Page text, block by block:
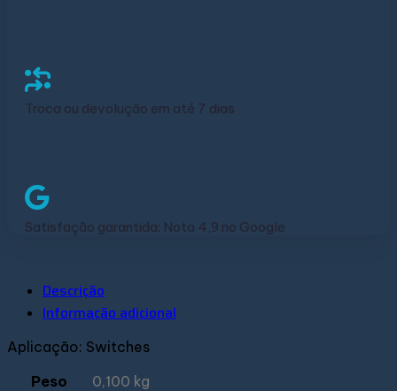
Troca ou devolução em até 7 dias
Satisfação garantida: Nota 4,9 no Google
Descrição
Informação adicional
Aplicação: Switches
Peso
0,100 kg